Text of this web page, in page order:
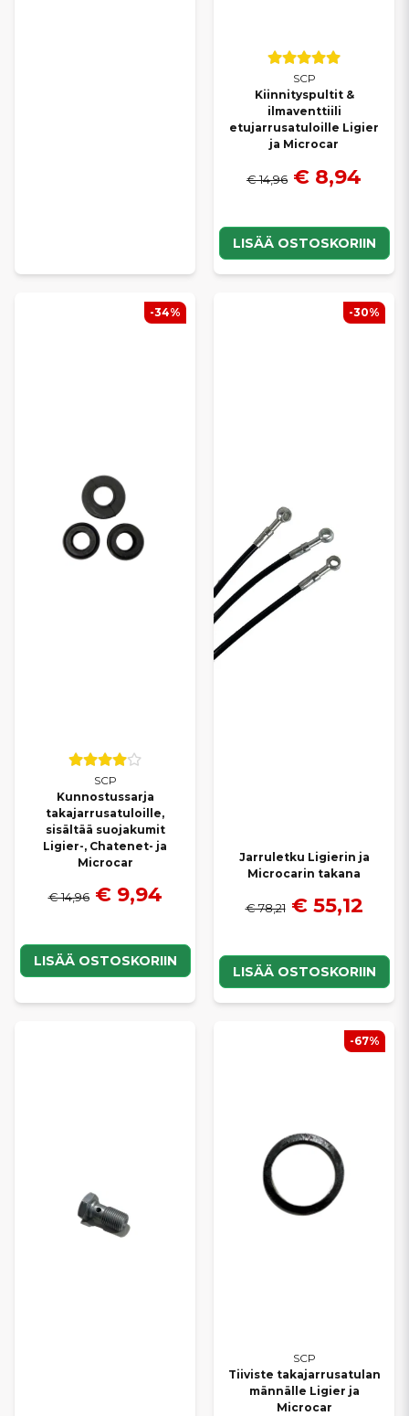
SCP
Kiinnityspultit &
ilmaventtiili
etujarrusatuloille Ligier
ja Microcar
€ 14,96 € 8,94
LISÄÄ OSTOSKORIIN
SCP
Kunnostussarja
takajarrusatuloille,
sisältää suojakumit
Ligier-, Chatenet- ja
Microcar
€ 14,96 € 9,94
LISÄÄ OSTOSKORIIN
-34%
Jarruletku Ligierin ja
Microcarin takana
€ 78,21 € 55,12
LISÄÄ OSTOSKORIIN
-30%
SCP
Tiiviste takajarrusatulan
männälle Ligier ja
Microcar
-67%